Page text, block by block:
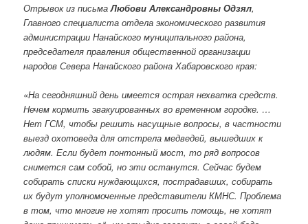
Отрывок из письмаЛюбови Александровны Одзял,
Главного специалиста отдела экономического развития
администрации Нанайского муниципального района,
председателя правления общественной организации
народов Севера Нанайского района Хабаровского края:
«На сегодняшний день имеется острая нехватка средств.
Нечем кормить эвакуированных во временном городке. …
Нет ГСМ, чтобы решить насущные вопросы, в частности
выезд охотоведа для отстрела медведей, вышедших к
людям. Если будет понтонный мост, то ряд вопросов
снимется сам собой, но эти останутся. Сейчас будем
собирать списки нуждающихся, пострадавших, собирать
их будут уполномоченные представители КМНС. Проблема
в том, что многие не хотят просить помощь, не хотят